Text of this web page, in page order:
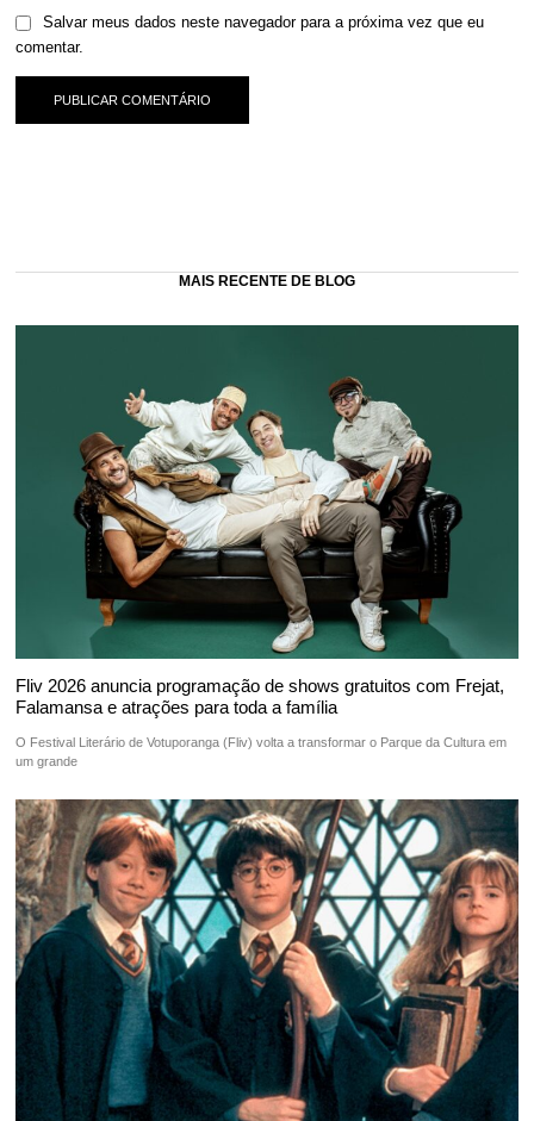
Salvar meus dados neste navegador para a próxima vez que eu
comentar.
MAIS RECENTE DE BLOG
Fliv 2026 anuncia programação de shows gratuitos com Frejat,
Falamansa e atrações para toda a família
O Festival Literário de Votuporanga (Fliv) volta a transformar o Parque da Cultura em
um grande